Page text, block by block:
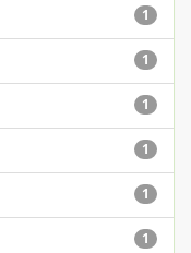
1
1
1
1
1
1